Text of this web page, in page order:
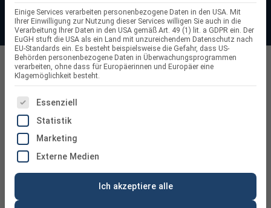
8 kWp PV-Anlage mit Speicher
Für wen eignet sich diese
Anlagenklasse?
Einige Services verarbeiten personenbezogene Daten in den USA. Mit
Ihrer Einwilligung zur Nutzung dieser Services willigen Sie auch in die
Verarbeitung Ihrer Daten in den USA gemäß Art. 49 (1) lit. a GDPR ein. Der
EuGH stuft die USA als ein Land mit unzureichendem Datenschutz nach
EU-Standards ein. Es besteht beispielsweise die Gefahr, dass US-
Behörden personenbezogene Daten in Überwachungsprogrammen
verarbeiten, ohne dass für Europäerinnen und Europäer eine
Klagemöglichkeit besteht.
ES FOLGT EINE LISTE DER SERVICE-GRUPPEN, FÜR
Essenziell
Statistik
Marketing
Externe Medien
Ich akzeptiere alle